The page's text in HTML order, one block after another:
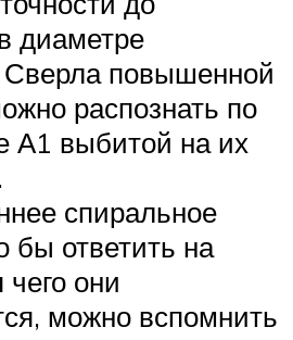
диаметре
Сверла повышенной
распознать по
А1 выбитой на их
спиральное
бы ответить на
они
можно вспомнить